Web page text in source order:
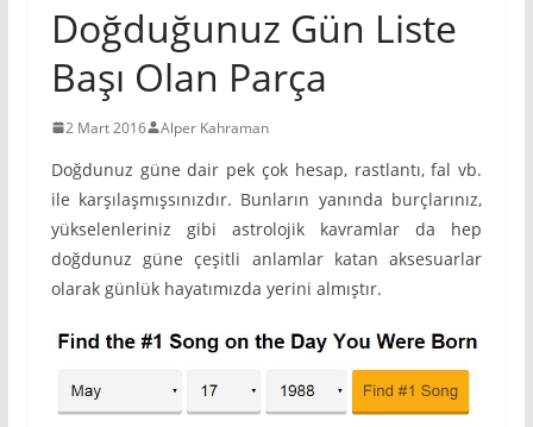
Doğduğunuz Gün Liste
Başı Olan Parça
2 Mart 2016 Alper Kahraman
Doğdunuz güne dair pek çok hesap, rastlantı, fal vb.
ile karşılaşmışsınızdır. Bunların yanında burçlarınız,
yükselenleriniz gibi astrolojik kavramlar da hep
doğdunuz güne çeşitli anlamlar katan aksesuarlar
olarak günlük hayatımızda yerini almıştır.